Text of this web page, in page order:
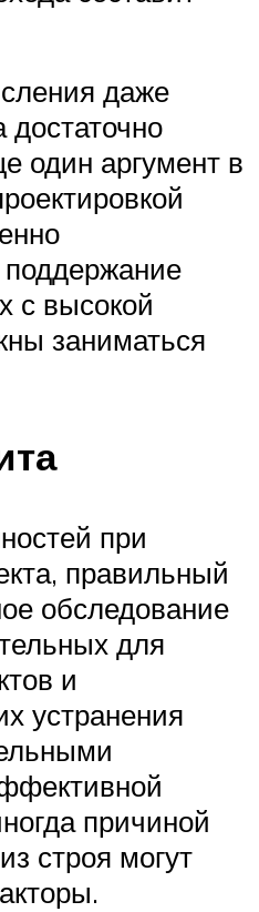
даже
достаточно
один аргумент в
с высокой
заниматься
при
правильный
обследование
для
и
устранения
причиной
строя могут